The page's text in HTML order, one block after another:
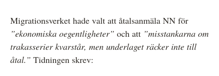
Migrationsverket hade valt att åtalsanmäla NN för
”ekonomiska oegentligheter” och att ”misstankarna om
trakasserier kvarstår, men underlaget räcker inte till
åtal.” Tidningen skrev: